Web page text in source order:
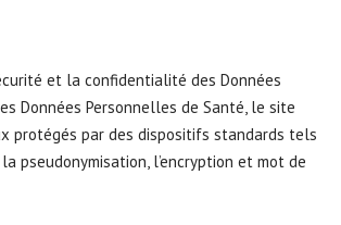
et la confidentialité des Données
Données Personnelles de Santé, le site
protégés par des dispositifs standards tels
pseudonymisation, l’encryption et mot de